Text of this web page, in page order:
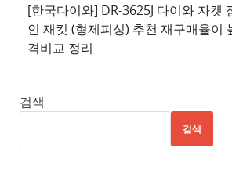
트
사
이
[한국다이와] DR-3625J 다이와 자켓
인 재킷 (형제피싱) 추천 재구매율이
격비교 정리
검색
검색